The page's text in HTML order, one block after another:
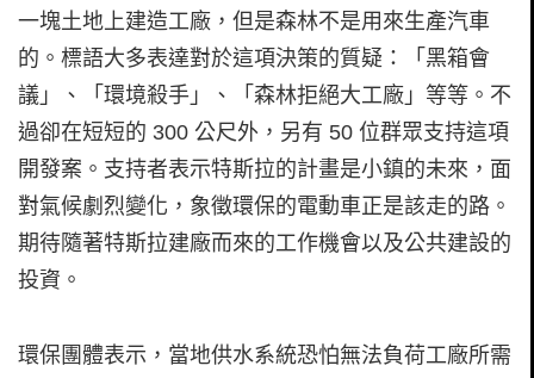
一塊土地上建造工廠，但是森林不是用來生產汽車
的。標語大多表達對於這項決策的質疑：「黑箱會
議」、「環境殺手」、「森林拒絕大工廠」等等。不
過卻在短短的 300 公尺外，另有 50 位群眾支持這項
開發案。支持者表示特斯拉的計畫是小鎮的未來，面
對氣候劇烈變化，象徵環保的電動車正是該走的路。
期待隨著特斯拉建廠而來的工作機會以及公共建設的
投資。
環保團體表示，當地供水系統恐怕無法負荷工廠所需